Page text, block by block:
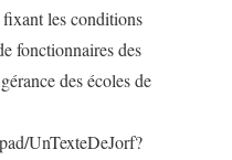
les conditions
fonctionnaires des
des écoles de
UnTexteDeJorf?